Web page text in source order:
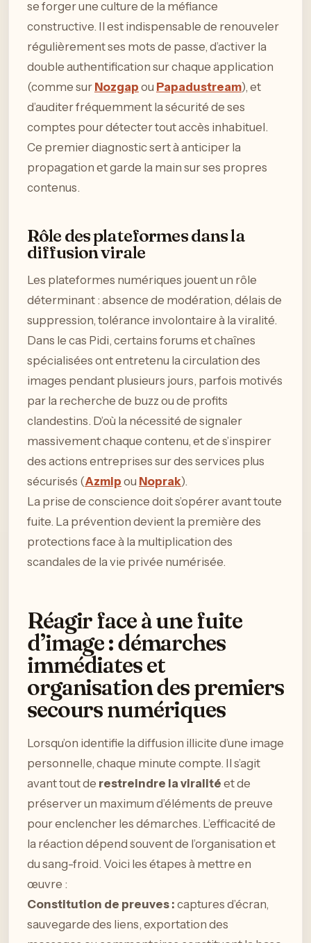
se forger une culture de la méfiance
constructive. Il est indispensable de renouveler
régulièrement ses mots de passe, d’activer la
double authentification sur chaque application
(comme sur Nozgap ou Papadustream), et
d’auditer fréquemment la sécurité de ses
comptes pour détecter tout accès inhabituel.
Ce premier diagnostic sert à anticiper la
propagation et garde la main sur ses propres
contenus.
Rôle des plateformes dans la
diffusion virale
Les plateformes numériques jouent un rôle
déterminant : absence de modération, délais de
suppression, tolérance involontaire à la viralité.
Dans le cas Pidi, certains forums et chaînes
spécialisées ont entretenu la circulation des
images pendant plusieurs jours, parfois motivés
par la recherche de buzz ou de profits
clandestins. D’où la nécessité de signaler
massivement chaque contenu, et de s’inspirer
des actions entreprises sur des services plus
sécurisés (Azmip ou Noprak).
La prise de conscience doit s’opérer avant toute
fuite. La prévention devient la première des
protections face à la multiplication des
scandales de la vie privée numérisée.
Réagir face à une fuite
d’image : démarches
immédiates et
organisation des premiers
secours numériques
Lorsqu’on identifie la diffusion illicite d’une image
personnelle, chaque minute compte. Il s’agit
avant tout de restreindre la viralité et de
préserver un maximum d’éléments de preuve
pour enclencher les démarches. L’efficacité de
la réaction dépend souvent de l’organisation et
du sang-froid. Voici les étapes à mettre en
œuvre :
Constitution de preuves : captures d’écran,
sauvegarde des liens, exportation des